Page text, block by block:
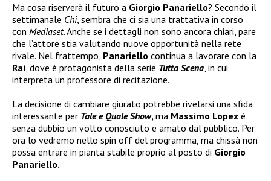
Ma cosa riserverà il futuro a Giorgio Panariello? Secondo il
settimanale Chi, sembra che ci sia una trattativa in corso
con Mediaset. Anche se i dettagli non sono ancora chiari, pare
che l’attore stia valutando nuove opportunità nella rete
rivale. Nel frattempo, Panariello continua a lavorare con la
Rai , dove è protagonista della serie Tutta Scena , in cui
interpreta un professore di recitazione.
La decisione di cambiare giurato potrebbe rivelarsi una sfida
interessante per Tale e Quale Show, ma Massimo Lopez è
senza dubbio un volto conosciuto e amato dal pubblico. Per
ora lo vedremo nello spin off del programma, ma chissà non
possa entrare in pianta stabile proprio al posto di Giorgio
Panariello.